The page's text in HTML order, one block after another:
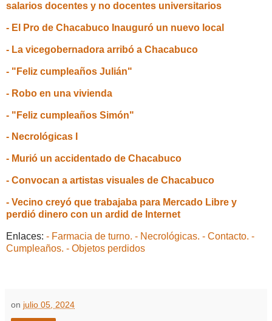
salarios docentes y no docentes universitarios
- El Pro de Chacabuco Inauguró un nuevo local
- La vicegobernadora arribó a Chacabuco
- "Feliz cumpleaños Julián"
- Robo en una vivienda
- "Feliz cumpleaños Simón"
- Necrológicas I
- Murió un accidentado de Chacabuco
- Convocan a artistas visuales de Chacabuco
- Vecino creyó que trabajaba para Mercado Libre y
perdió dinero con un ardid de Internet
Enlaces: - Farmacia de turno. - Necrológicas. - Contacto. -
Cumpleaños. - Objetos perdidos
on julio 05, 2024